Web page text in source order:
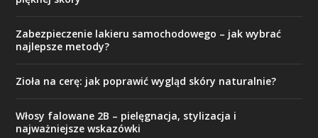
Zabezpieczenie lakieru samochodowego – jak wybrać
najlepsze metody?
Zioła na cerę: jak poprawić wygląd skóry naturalnie?
Włosy falowane 2B – pielęgnacja, stylizacja i
najważniejsze wskazówki